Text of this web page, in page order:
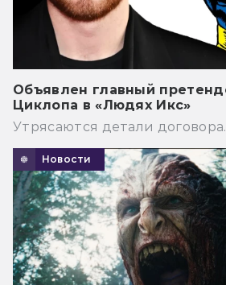
Объявлен главный
Циклопа в «Людях Икс»
Утрясаются детали договора.
Новости